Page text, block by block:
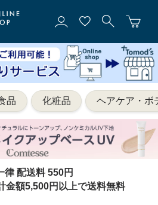
品 化粧品 ヘアケア・ボ
律 配送料 550円
金額5,500円以上で送料無料